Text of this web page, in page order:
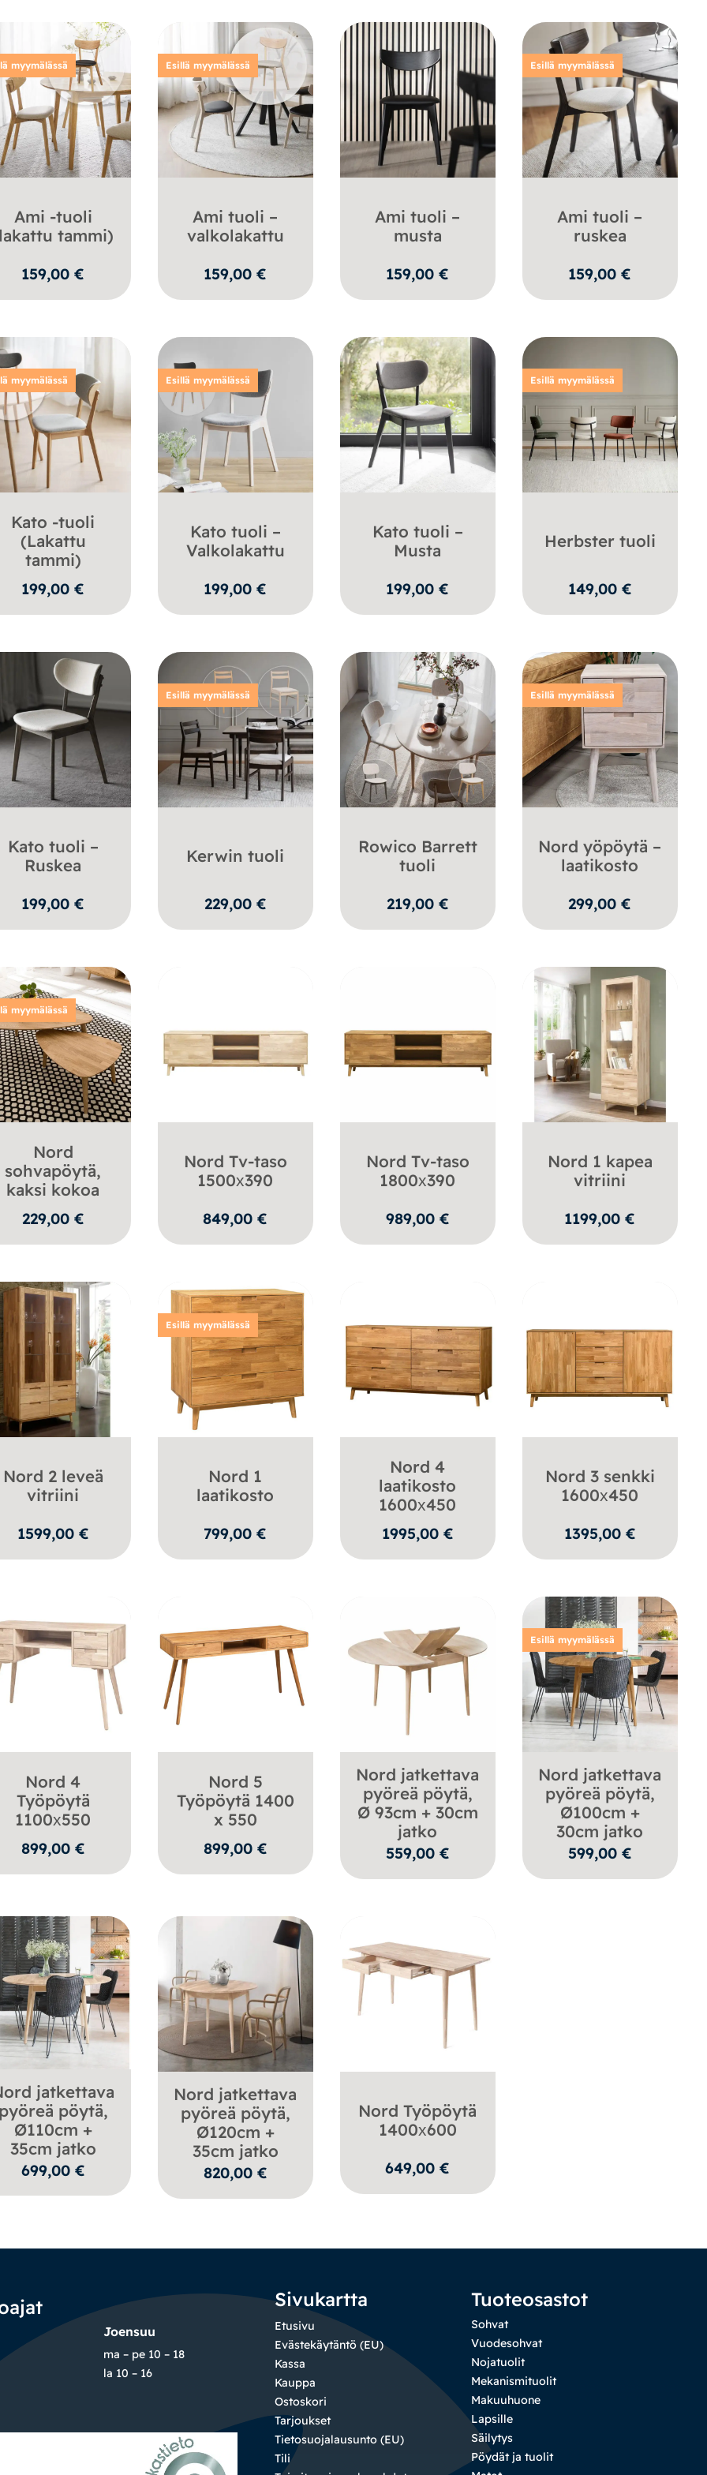
myymälässä
Ami -tuoli
tammi)
159,00€
Esillä myymälässä
Ami tuoli –
valkolakattu
159,00€
Ami tuoli –
musta
159,00€
Esillä myymälässä
Ami tuoli –
ruskea
159,00€
myymälässä
Kato -tuoli
(Lakattu
tammi)
199,00€
Esillä myymälässä
Kato tuoli –
Valkolakattu
199,00€
Kato tuoli –
Musta
199,00€
Esillä myymälässä
Herbster tuoli
149,00 €
Kato tuoli –
Ruskea
199,00€
Esillä myymälässä
Kerwin tuoli
229,00 €
Rowico Barrett
tuoli
219,00 €
Esillä myymälässä
Nord yöpöytä –
laatikosto
299,00€
myymälässä
Nord
sohvapöytä,
kaksi kokoa
229,00 €
Nord Tv-taso
1500х390
849,00€
Nord Tv-taso
1800х390
989,00 €
Nord 1 kapea
vitriini
1199,00€
Nord 2 leveä
vitriini
1599,00 €
Esillä myymälässä
Nord 1
laatikosto
799,00€
Nord 4
laatikosto
1600х450
1995,00 €
Nord 3 senkki
1600х450
1395,00 €
Nord 4
Työpöytä
1100х550
899,00 €
Nord 5
Työpöytä 1400
x 550
899,00 €
Nord jatkettava
pyöreä pöytä,
Ø 93cm + 30cm
jatko
559,00 €
Esillä myymälässä
Nord jatkettava
pyöreä pöytä,
Ø100cm +
30cm jatko
599,00 €
jatkettava
pöytä,
Ø110cm +
35cm jatko
699,00 €
Nord jatkettava
pyöreä pöytä,
Ø120cm +
35cm jatko
820,00 €
Nord Työpöytä
1400х600
649,00€
Joensuu
ma – pe 10 – 18
la 10 – 16
Sivukartta
Etusivu
Evästekäytäntö (EU)
Kassa
Kauppa
Ostoskori
Tarjoukset
Tietosuojalausunto (EU)
Tili
Tuoteosastot
Sohvat
Vuodesohvat
Nojatuolit
Mekanismituolit
Makuuhuone
Lapsille
Säilytys
Pöydät ja tuolit